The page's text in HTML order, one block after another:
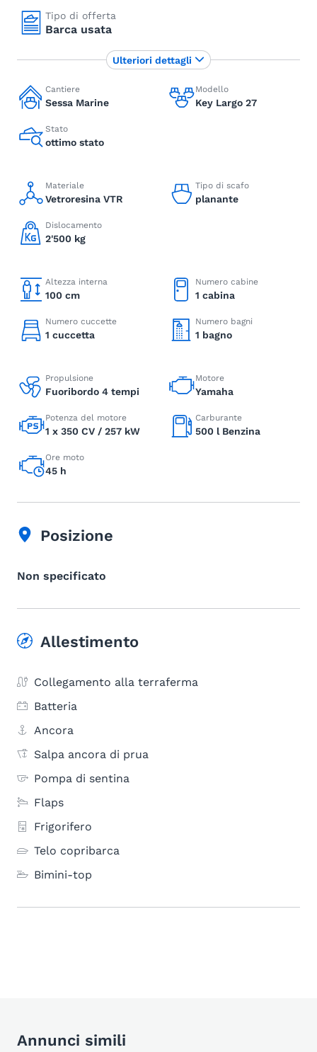
Tipo di offerta
Barca usata
Cantiere
Sessa Marine
Modello
Key Largo 27
Stato
ottimo stato
Materiale
Vetroresina VTR
Tipo di scafo
planante
Dislocamento
2'500 kg
Altezza interna
100 cm
Numero cabine
1 cabina
Numero cuccette
1 cuccetta
Numero bagni
1 bagno
Propulsione
Fuoribordo 4 tempi
Motore
Yamaha
Potenza del motore
1 x 350 CV / 257 kW
Carburante
500 l Benzina
Ore moto
45 h
Ulteriori dettagli
Posizione
Non specificato
Allestimento
Collegamento alla terraferma
Batteria
Ancora
Salpa ancora di prua
Pompa di sentina
Flaps
Frigorifero
Telo copribarca
Bimini-top
Annunci simili